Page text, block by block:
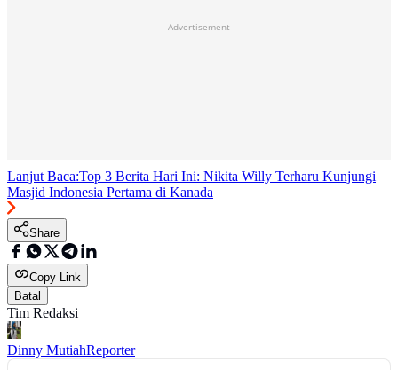
Advertisement
Lanjut Baca:Top 3 Berita Hari Ini: Nikita Willy Terharu Kunjungi
Masjid Indonesia Pertama di Kanada
Share
Copy Link
Batal
Tim Redaksi
Dinny MutiahReporter